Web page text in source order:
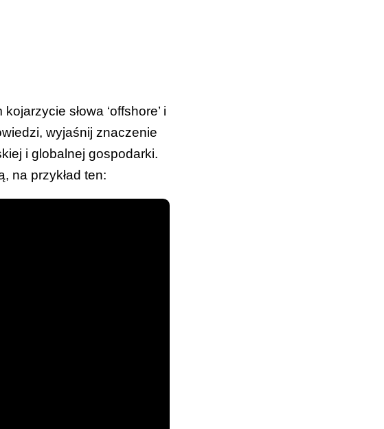
dla każdego ucznia
(
laptopy).
słowa ‘offshore’ i
wyjaśnij znaczenie
i globalnej gospodarki.
na przykład ten: